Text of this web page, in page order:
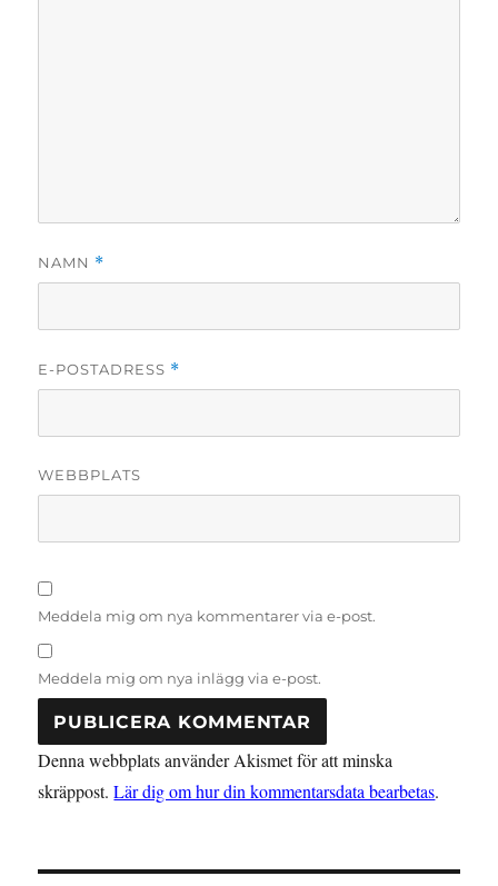
NAMN *
E-POSTADRESS *
WEBBPLATS
Meddela mig om nya kommentarer via e-post.
Meddela mig om nya inlägg via e-post.
Denna webbplats använder Akismet för att minska
skräppost.Lär dig om hur din kommentarsdata bearbetas.